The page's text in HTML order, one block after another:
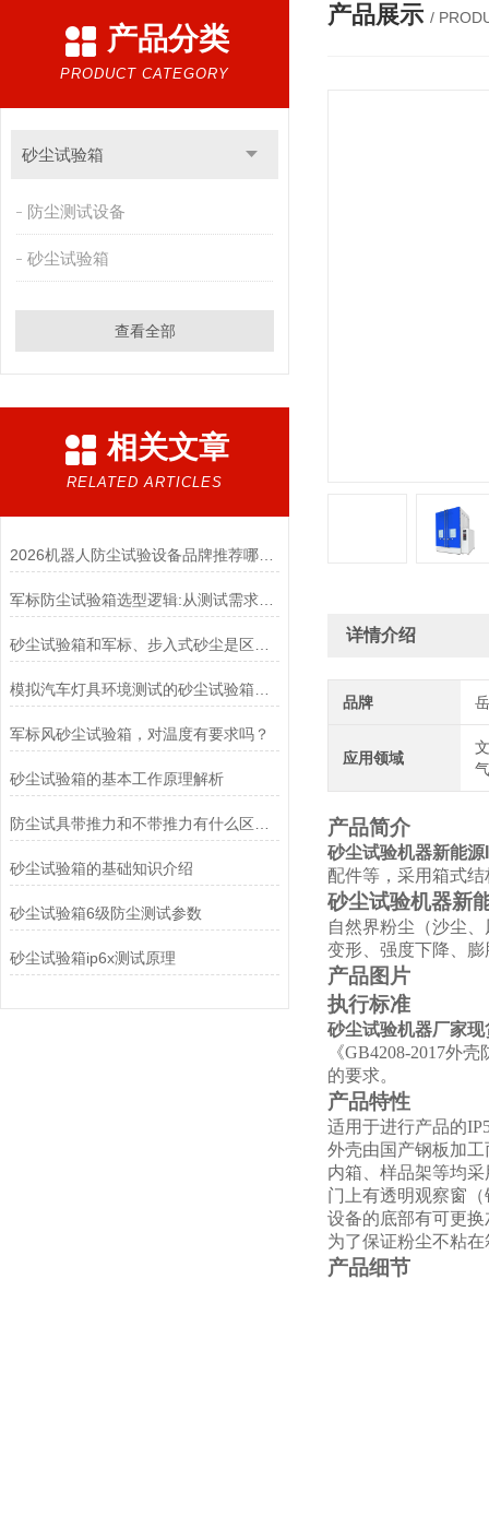
产品分类
PRODUCT CATEGORY
砂尘试验箱
防尘测试设备
砂尘试验箱
查看全部
相关文章
RELATED ARTICLES
2026机器人防尘试验设备品牌推荐哪家更靠谱
军标防尘试验箱选型逻辑:从测试需求到设备匹配
军标风砂尘试验箱，对温度有要求吗？
砂尘试验箱的基本工作原理解析
砂尘试验箱的基础知识介绍
砂尘试验箱6级防尘测试参数
砂尘试验箱ip6x测试原理
产品展示 /
详情介绍
品牌
应用领域
产品简介
砂尘试验机器新能
配件等，采用箱式
砂尘试验机器新
自然界粉尘（沙尘
变形、强度下降、
产品图片
执行标准
砂尘试验机器厂家现
《GB4208-2017外
的要求。
产品特性
适用于进行产品的
外壳由国产钢板加
内箱、样品架等均
门上有透明观察窗
设备的底部有可更
为了保证粉尘不粘
产品细节